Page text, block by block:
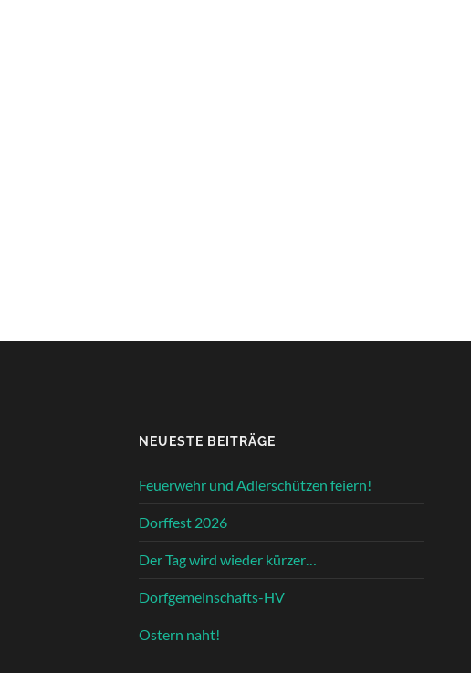
NEUESTE BEITRÄGE
Feuerwehr und Adlerschützen feiern!
Dorffest 2026
Der Tag wird wieder kürzer…
Dorfgemeinschafts-HV
Ostern naht!